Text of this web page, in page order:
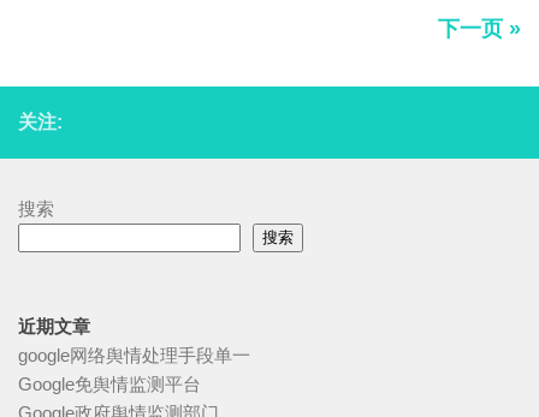
下一页 »
关注:
搜索
搜索
近期文章
google网络舆情处理手段单一
Google免舆情监测平台